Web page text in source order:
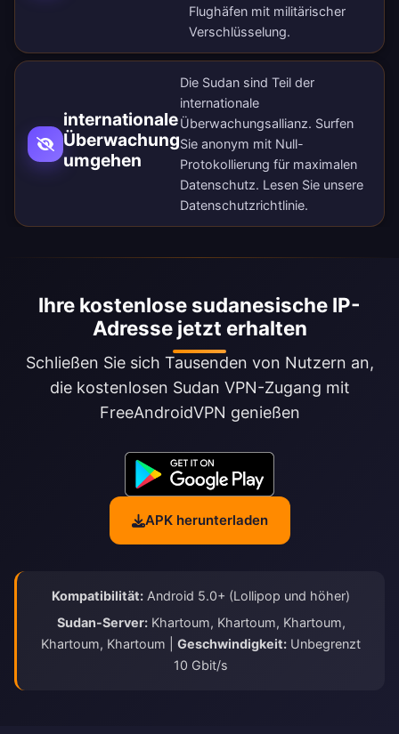
Flughäfen mit militärischer
Verschlüsselung.
internationale
Überwachung
umgehen
Die Sudan sind Teil der
internationale
Überwachungsallianz. Surfen
Sie anonym mit Null-
Protokollierung für maximalen
Datenschutz. Lesen Sie unsere
Datenschutzrichtlinie.
Ihre kostenlose sudanesische IP-
Adresse jetzt erhalten
Schließen Sie sich Tausenden von Nutzern an,
die kostenlosen Sudan VPN-Zugang mit
FreeAndroidVPN genießen
APK herunterladen
Kompatibilität: Android 5.0+ (Lollipop und höher)
Sudan-Server:Khartoum, Khartoum, Khartoum,
Khartoum, Khartoum | Geschwindigkeit: Unbegrenzt
10 Gbit/s